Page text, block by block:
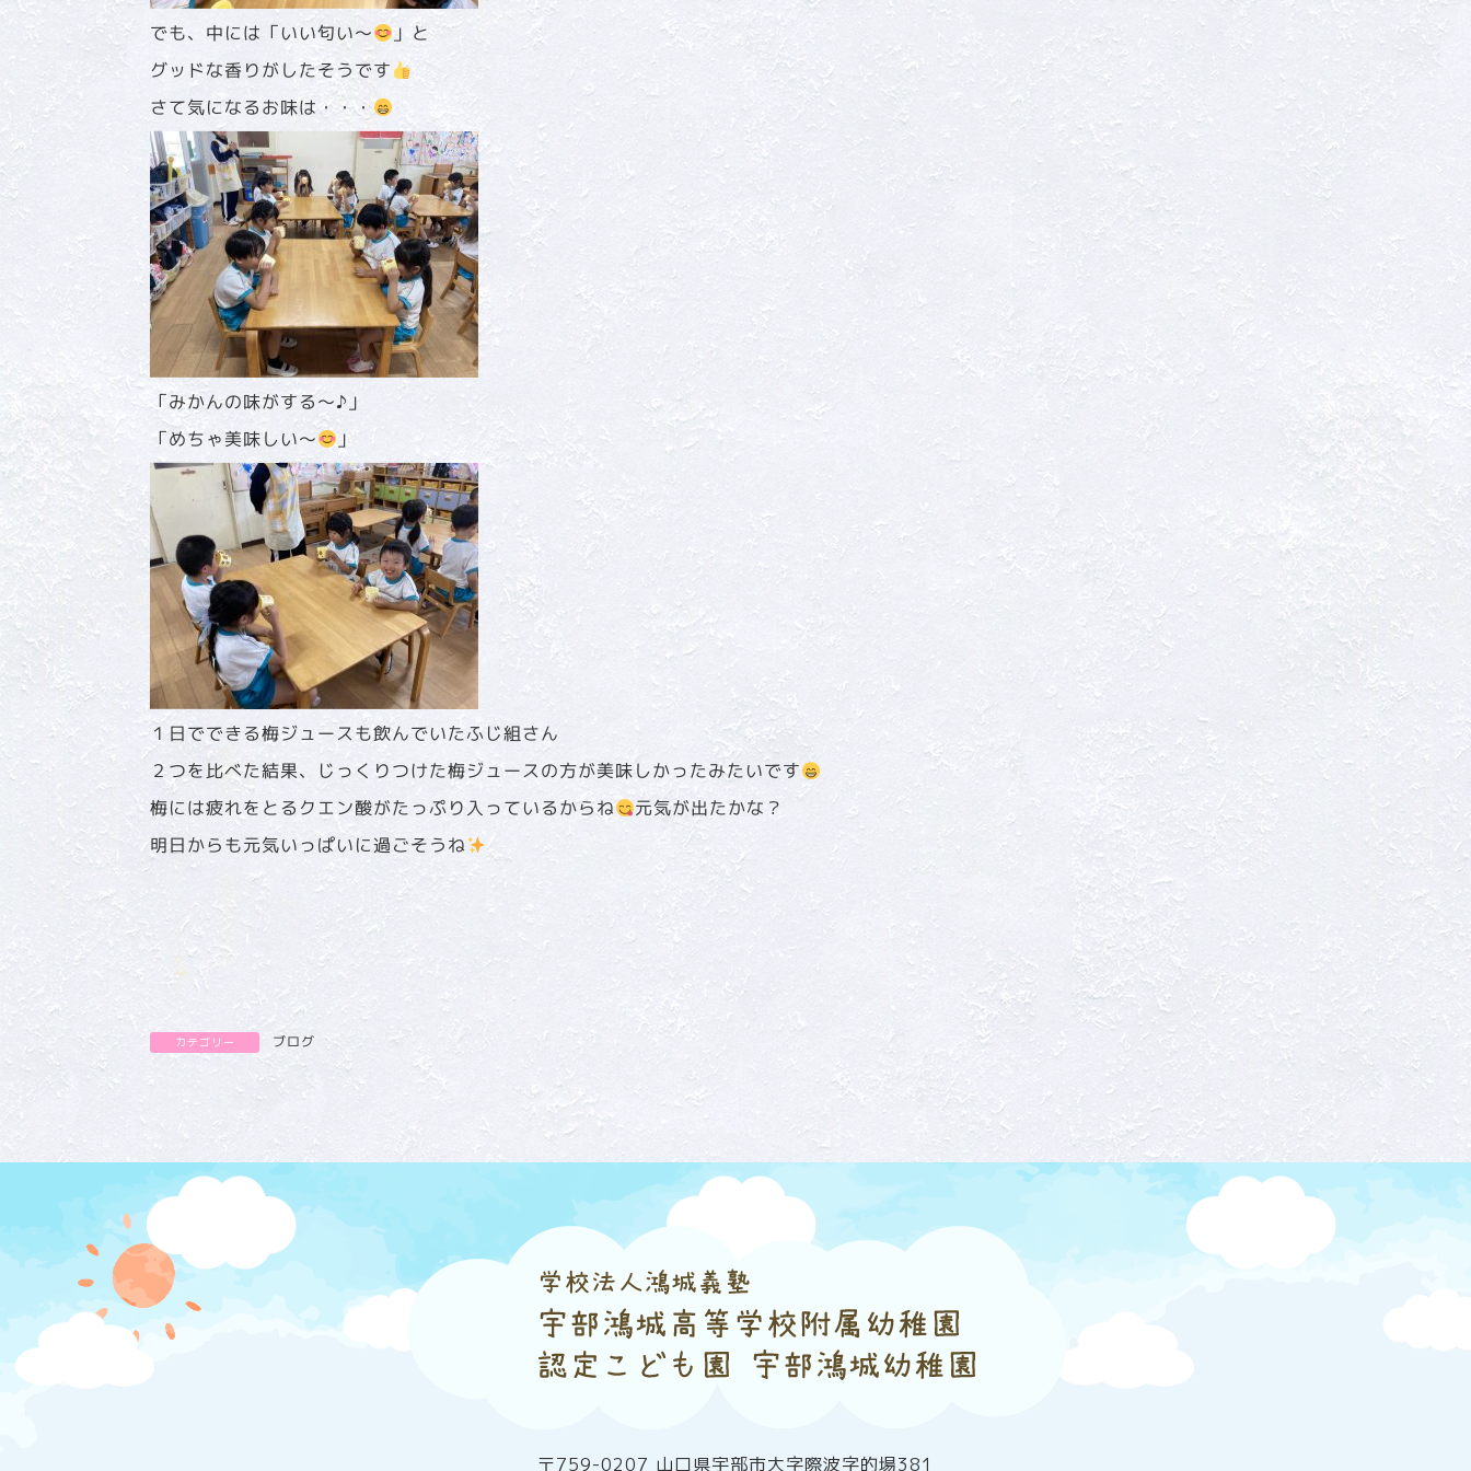
でも、中には「いい匂い～ 」と
グッドな香りがしたそうです
さて気になるお味は・・・
「みかんの味がする～♪」
「めちゃ美味しい～ 」
１日でできる梅ジュースも飲んでいたふじ組さん
２つを比べた結果、じっくりつけた梅ジュースの方が美味しかったみたいです
梅には疲れをとるクエン酸がたっぷり入っているからね 元気が出たかな？
明日からも元気いっぱいに過ごそうね
カテゴリー ブログ
〒759-0207 山口県宇部市大字際波字的場381